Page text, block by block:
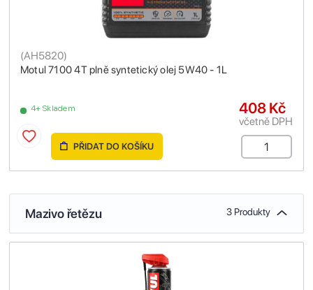
Motul 7100 4T plně syntetický olej 5W40 - 1L
(AH5820)
4+ Skladem 408 Kč
včetně DPH
PŘIDAT DO KOŠÍKU
Mazivo řetězu 3 Produkty